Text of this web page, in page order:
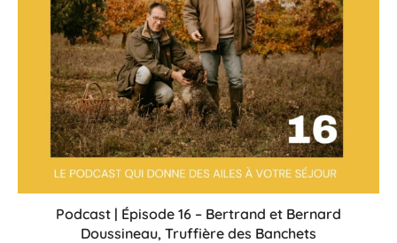
Podcast | Épisode 16 – Bertrand et Bernard
Doussineau, Truffière des Banchets